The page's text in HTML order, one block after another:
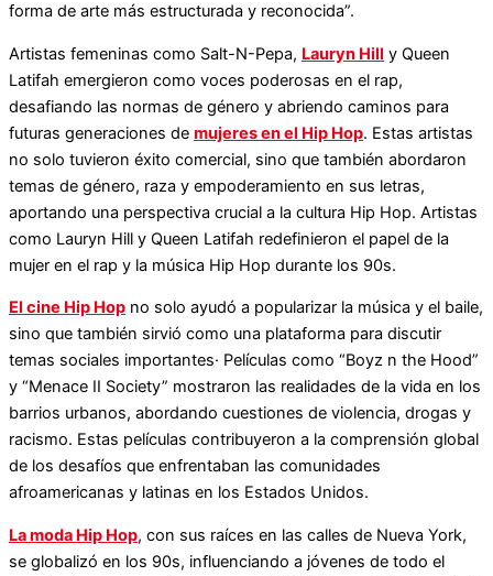
forma de arte más estructurada y reconocida”.
Artistas femeninas como Salt-N-Pepa, Lauryn Hill y Queen
Latifah emergieron como voces poderosas en el rap,
desafiando las normas de género y abriendo caminos para
futuras generaciones de mujeres en el Hip Hop. Estas artistas
no solo tuvieron éxito comercial, sino que también abordaron
temas de género, raza y empoderamiento en sus letras,
aportando una perspectiva crucial a la cultura Hip Hop. Artistas
como Lauryn Hill y Queen Latifah redefinieron el papel de la
mujer en el rap y la música Hip Hop durante los 90s.
El cine Hip Hop no solo ayudó a popularizar la música y el baile,
sino que también sirvió como una plataforma para discutir
temas sociales importantes· Películas como “Boyz n the Hood”
y “Menace II Society” mostraron las realidades de la vida en los
barrios urbanos, abordando cuestiones de violencia, drogas y
racismo. Estas películas contribuyeron a la comprensión global
de los desafíos que enfrentaban las comunidades
afroamericanas y latinas en los Estados Unidos.
La moda Hip Hop, con sus raíces en las calles de Nueva York,
se globalizó en los 90s, influenciando a jóvenes de todo el